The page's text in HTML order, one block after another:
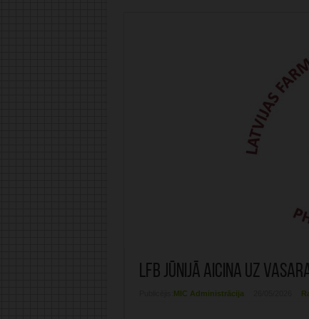
LFB jūnijā aicina uz
MIC Administrācija